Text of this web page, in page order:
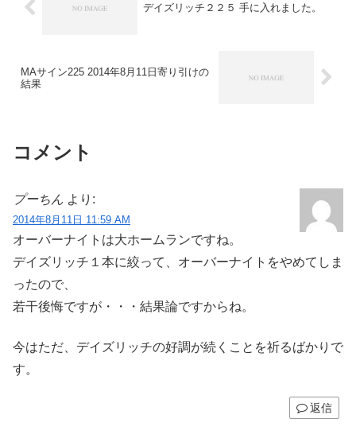
デイズリッチ２２５ 手に入れました。
MAサイン225 2014年8月11日寄り引けの
結果
コメント
プーちん より:
2014年8月11日 11:59 AM
オーバーナイトは大ホームランですね。
デイズリッチ１本に絞って、オーバーナイトをやめてしま
ったので、
若干後悔ですが・・・結果論ですからね。
今はただ、デイズリッチの好調が続くことを祈るばかりで
す。
返信